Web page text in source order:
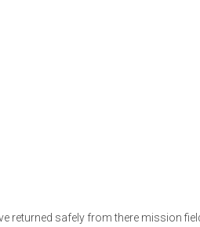
returned safely from there mission